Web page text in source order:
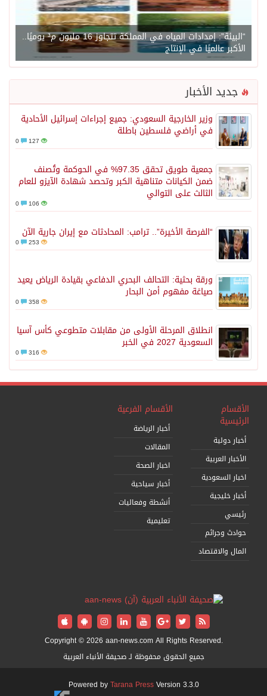
“البيئة”: إمدادات المياه في المملكة تتجاوز 16 مليون م³ يوميًا..
الأكبر عالميًا في الإنتاج
جديد الأخبار
وزير الخارجية السعودي: جميع إجراءات إسرائيل الأحادية
في أراضي فلسطين باطلة
127
جمعية طويق تحقق 97.35% في الحوكمة وتُصنف
ضمن الكيانات متناهية الكبر وتحصد شهادة الآيزو للعام
الثالث على التوالي
106
“الفرصة الأخيرة”.. ترامب: المحادثات مع إيران جارية الآن
253
ورقة بحثية: التحالف البحري الدفاعي بقيادة الرياض يعيد
صياغة مفهوم أمن البحار
358
انطلاق المرحلة الأولى من مقابلات متطوعي كأس آسيا
السعودية 2027 في الخبر
316
الأقسام
الرئيسية
أخبار دولية
الأخبار العربية
اخبار السعودية
أخبار خليجية
رئيسي
حوادث وجرائم
المال والاقتصاد
الأقسام الفرعية
أخبار الرياضة
المقالات
اخبار الصحة
أخبار سياحية
أنشطة وفعاليات
تعليمية
Copyright © 2026 aan-news.com All Rights Reserved.
جميع الحقوق محفوظة لـ صحيفة الأنباء العربية
Powered byTarana PressVersion 3.3.0